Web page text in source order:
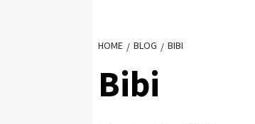
HOME BLOG BIBI
Bibi